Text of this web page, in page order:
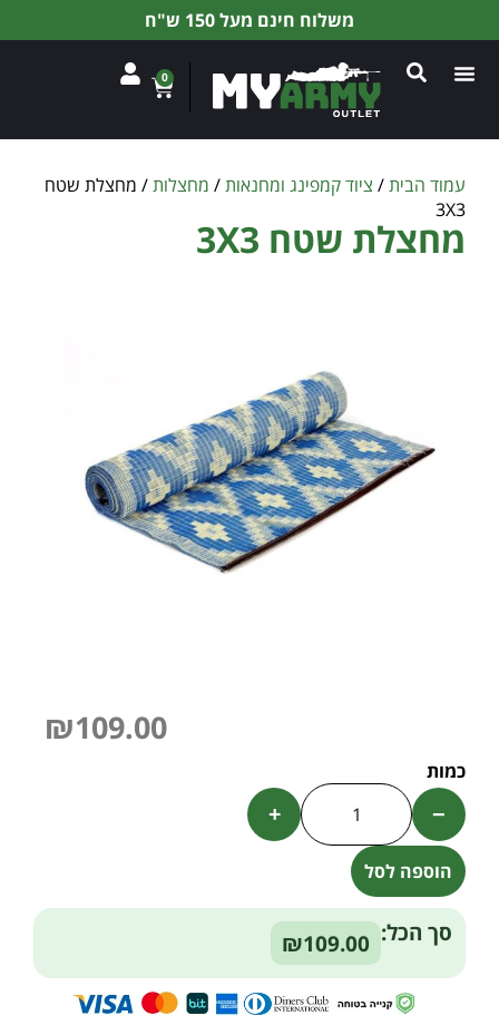
משלוח חינם מעל 150 ש"ח
0
עמוד הבית/ ציוד קמפינג ומחנאות/ מחצלות/ מחצלת שטח
3X3
מחצלת שטח 3X3
₪109.00
−
+
הוספה לסל
Alternative:
סך הכל: ₪109.00